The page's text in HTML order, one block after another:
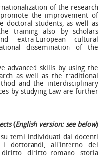
of the research
the improvement of
doctoral students, as well as
training also by scholars
extra-European cultural
dissemination of the
advanced skills by using the
as well as the traditional
and the interdisciplinary
by studying Law are further
(English version: see below)
temi individuati dai docenti
dottorandi, all'interno dei
diritto romano, storia